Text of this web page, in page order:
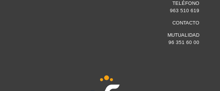
TELÉFONO
963 510 619
CONTACTO
MUTUALIDAD
96 351 60 00